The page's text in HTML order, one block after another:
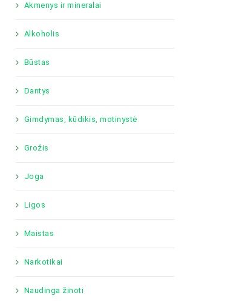
Akmenys ir mineralai
Alkoholis
Būstas
Dantys
Gimdymas, kūdikis, motinystė
Grožis
Joga
Ligos
Maistas
Narkotikai
Naudinga žinoti